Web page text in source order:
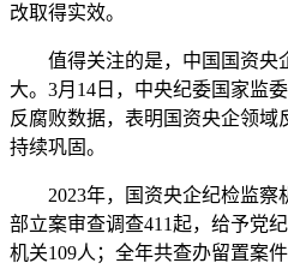
改取得实效。
值得关注的是，中国国资央
大。3月14日，中央纪委国家监
反腐败数据，表明国资央企领
持续巩固。
2023年，国资央企纪检监察
部立案审查调查411起，给予党
机关109人；全年共查办留置案